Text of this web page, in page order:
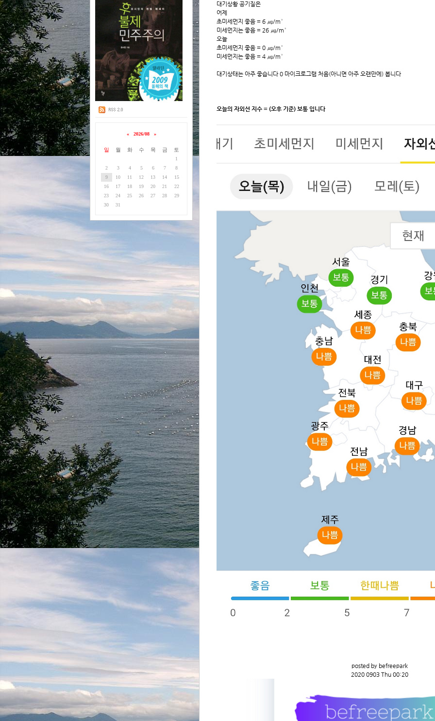
« 2026/08 »
일 월 화 수 목 금 토
1
2
3 4 5 6 7
8
9
10 11 12 13 14
15
16
17 18 19 20 21
22
23
24 25 26 27 28
29
30
31
대기상황 공기질은
어제
초미세먼지 좋음 = 6 ㎍/m³
미세먼지는 좋음 = 26 ㎍/m³
오늘
초미세먼지 좋음 = 0 ㎍/m³
미세먼지는 좋음 = 4 ㎍/m³
대기상태는 아주 좋습니다 0 마이크로그램 처음(아니면 아주 오랜만에) 봅니다
오늘의 자외선 지수 = (오후 기준) 보통 입니다
posted by befreepark
2020 0903 Thu 00:20